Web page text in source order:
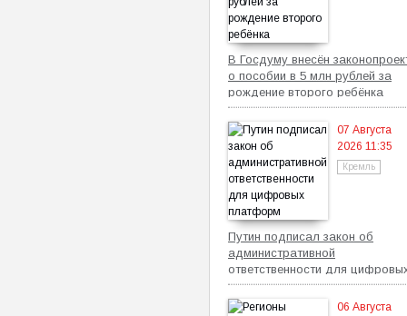
В Госдуму внесён
о пособии в 5 млн рублей за
рождение второго ребёнка
07 Августа
2026 11:35
Кремль
Путин подписал закон об
административной
ответственности для
платформ
06 Августа